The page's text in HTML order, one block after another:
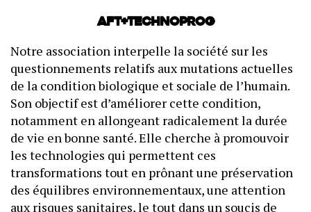
AFT+Technoprog
Notre association interpelle la société sur les
questionnements relatifs aux mutations actuelles
de la condition biologique et sociale de l’humain.
Son objectif est d’améliorer cette condition,
notamment en allongeant radicalement la durée
de vie en bonne santé. Elle cherche à promouvoir
les technologies qui permettent ces
transformations tout en prônant une préservation
des équilibres environnementaux, une attention
aux risques sanitaires, le tout dans un soucis de